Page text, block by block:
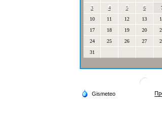
3
4 5 6
10
11 12 13
17
18 19 20
24
25 26 27
31